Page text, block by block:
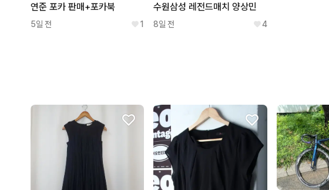
연준 포카 판매+포카북
5일 전 1
수원삼성 레전드매치 양상민
8일 전 4